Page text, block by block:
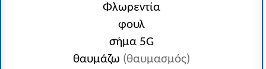
Φλωρεντία
φουλ
σήμα 5G
θαυμάζω (θαυμασμός)